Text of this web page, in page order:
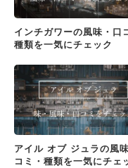
インチガワーの風味・口
種類を一気にチェック
アイル オブ ジュラの風
コミ・種類を一気にチェ